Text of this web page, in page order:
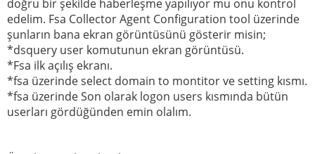
doğru bir şekilde haberleşme yapılıyor mu onu kontrol
edelim. Fsa Collector Agent Configuration tool üzerinde
şunların bana ekran görüntüsünü gösterir misin;
*dsquery user komutunun ekran görüntüsü.
*Fsa ilk açılış ekranı.
*fsa üzerinde select domain to montitor ve setting kısmı.
*fsa üzerinde Son olarak logon users kısmında bütün
userları gördüğünden emin olalım.